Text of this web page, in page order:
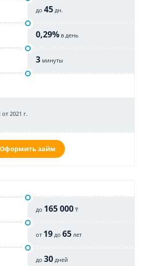
до 45 дн.
0,29% в день
3 минуты
2021 г.
Оформить займ
до 165 000 ₸
от 19 до 65 лет
до 30 дней